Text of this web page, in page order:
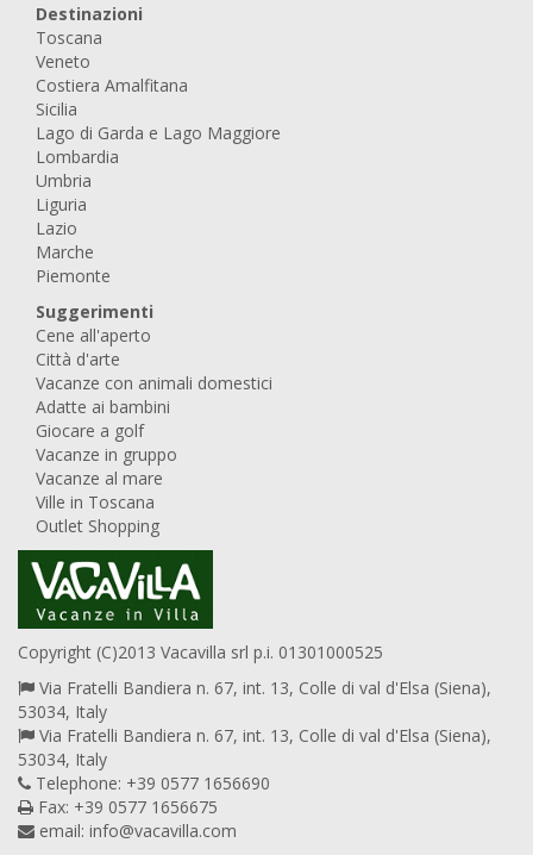
Destinazioni
Toscana
Veneto
Costiera Amalfitana
Sicilia
Lago di Garda e Lago Maggiore
Lombardia
Umbria
Liguria
Lazio
Marche
Piemonte
Suggerimenti
Cene all'aperto
Città d'arte
Vacanze con animali domestici
Adatte ai bambini
Giocare a golf
Vacanze in gruppo
Vacanze al mare
Ville in Toscana
Outlet Shopping
Copyright (C)2013 Vacavilla srl p.i. 01301000525
Via Fratelli Bandiera n. 67, int. 13, Colle di val d'Elsa (Siena),
53034, Italy
Via Fratelli Bandiera n. 67, int. 13, Colle di val d'Elsa (Siena),
53034, Italy
Telephone: +39 0577 1656690
Fax: +39 0577 1656675
email: info@vacavilla.com